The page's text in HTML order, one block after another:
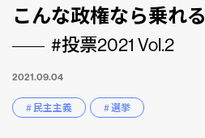
こんな政権なら乗れる
#投票2021 Vol.2
2021.09.04
# 民主主義 # 選挙